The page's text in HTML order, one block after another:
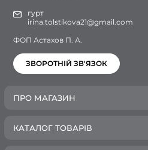
гурт
irina.tolstikova21@gmail.com
ФОП Астахов П. А.
ЗВОРОТНІЙ ЗВ'ЯЗОК
ПРО МАГАЗИН
КАТАЛОГ ТОВАРІВ